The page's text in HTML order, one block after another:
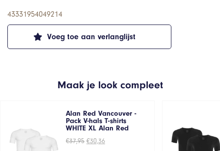
Voeg toe aan verlanglijst
43331954049214
Maak je look compleet
Alan Red Vancouver -
Pack V-hals T-shirts
WHITE XL Alan Red
€37,95 Oorspronkelijke
€30,36Huidige